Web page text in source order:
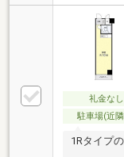
礼金なし
駐車場(近
1Rタイプ